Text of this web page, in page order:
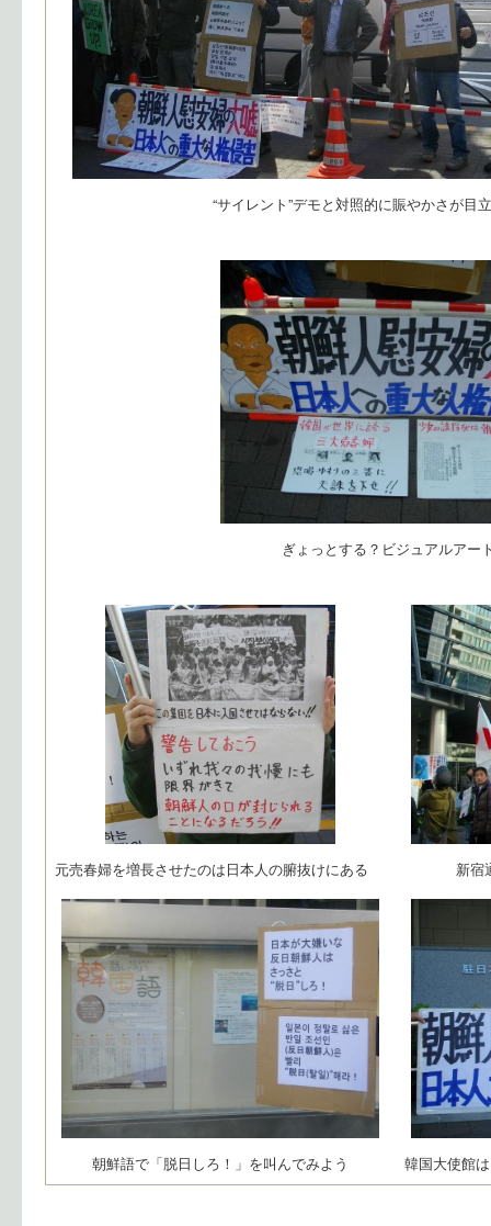
“サイレント”デモと対照的に賑やかさが目
ぎょっとする？ビジュアルアー
元売春婦を増長させたのは日本人の腑抜けにある 新宿
朝鮮語で「脱日しろ！」を叫んでみよう 韓国大使館